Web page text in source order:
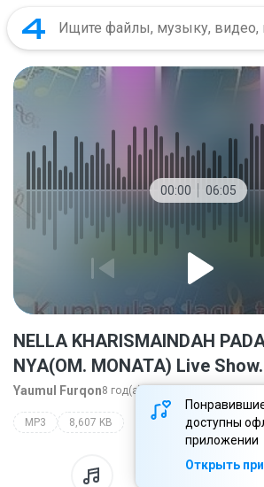
00:00 06:05
доступны
приложении
Открыть
NELLA KHARISMAINDAH
NYA(OM. MONATA) Live
Yaumul Furqon8 год(а) назад
MP3 8,607 KB